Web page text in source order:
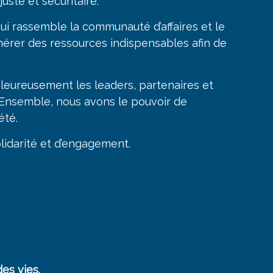
rassemble la communauté d’affaires et le
des ressources indispensables afin de
les leaders, partenaires et
nous avons le pouvoir de
et d’engagement.
vies.